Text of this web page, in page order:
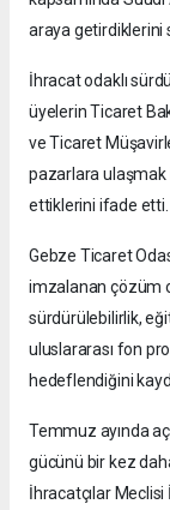
araya getirdiklerini
İhracat odaklı
üyelerin Ticaret
ve Ticaret
pazarlara
ettiklerini ifade etti.
Gebze Ticaret
imzalanan çözüm
sürdürülebilirlik,
uluslararası fon
hedeflendiğini
Temmuz ayında
gücünü bir kez
İhracatçılar